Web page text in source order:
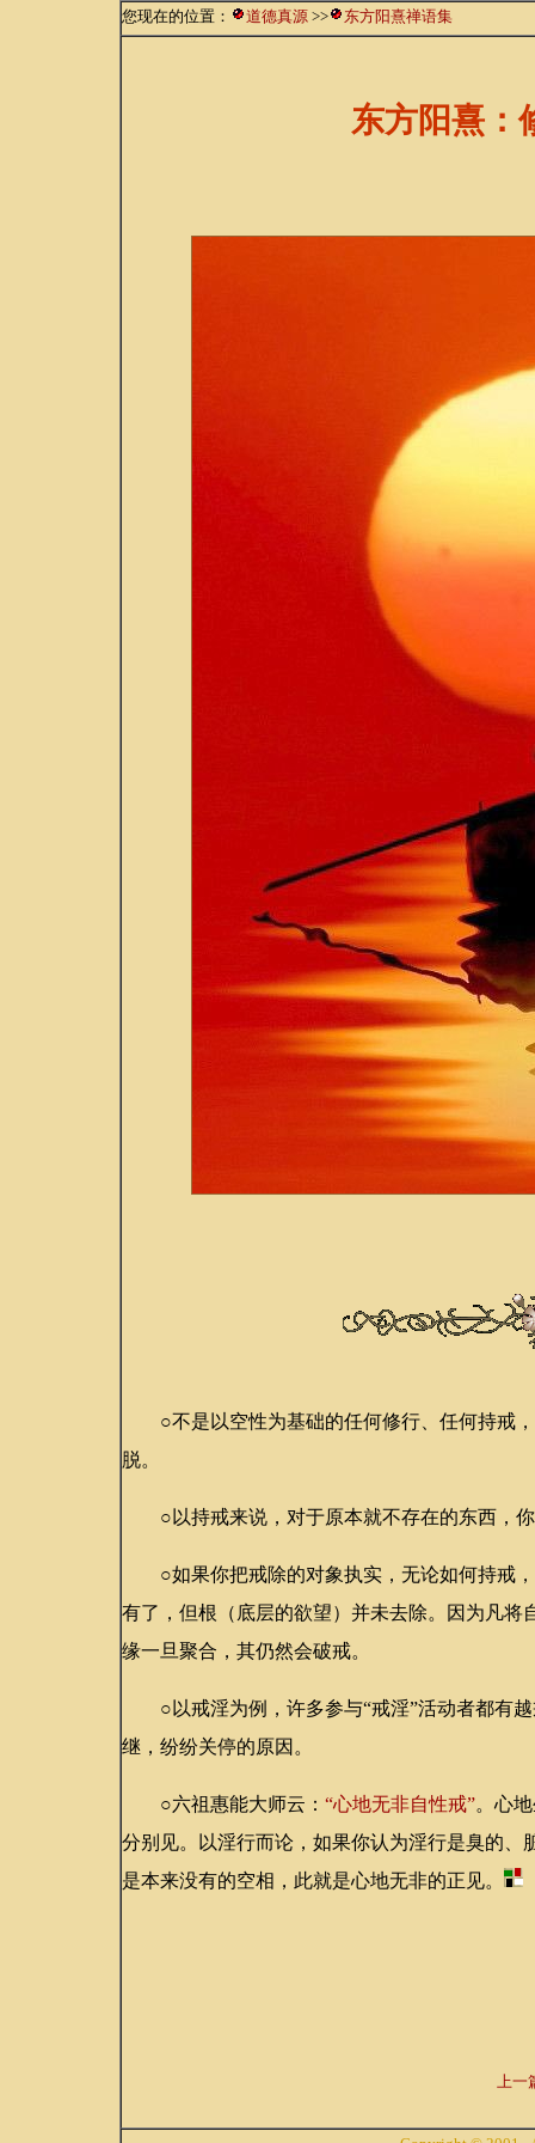
您现在的位置： 道德真源 >> 东方阳熹禅语集
东方阳熹：
○不是以空性为基础的任何修行、任何持戒，
脱。
○以持戒来说，对于原本就不存在的东西，你
○如果你把戒除的对象执实，无论如何持戒，
有了，但根（底层的欲望）并未去除。因为凡
缘一旦聚合，其仍然会破戒。
○以戒淫为例，许多参与“戒淫”活动者都有越
继，纷纷关停的原因。
○六祖惠能大师云： “心地无非自性戒”。心
分别见。以淫行而论，如果你认为淫行是臭的、
是本来没有的空相，此就是心地无非的正见。
上一